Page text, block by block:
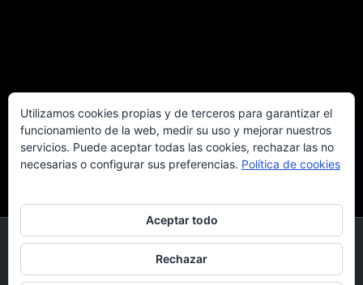
© 2026 Spirit Experiences.
Utilizamos cookies propias y de terceros para garantizar el
funcionamiento de la web, medir su uso y mejorar nuestros
servicios. Puede aceptar todas las cookies, rechazar las no
necesarias o configurar sus preferencias. Política de cookies
Aceptar todo
Rechazar